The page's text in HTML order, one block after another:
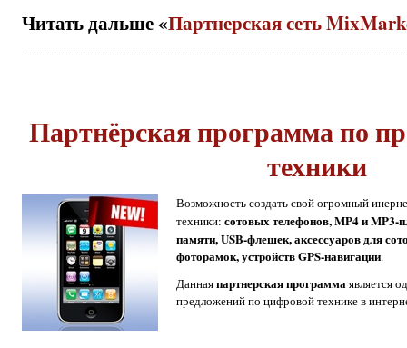
Читать дальше «Партнерская сеть
Партнёрская программа по
техники
Возможность создать свой огромный
техники: сотовых телефонов, MP4 и MP3-
памяти, USB-флешек, аксессуаров для
фоторамок, устройств GPS-навигации.
Даннаяпартнерская программа является
предложений по цифровой технике в